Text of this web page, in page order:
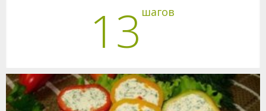
13 шагов